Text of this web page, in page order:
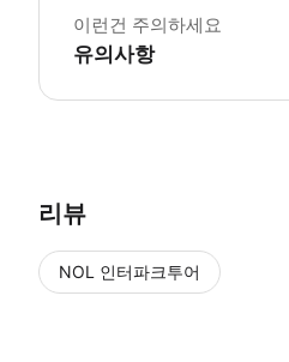
이런건 주의하세요
유의사항
리뷰
NOL 인터파크투어